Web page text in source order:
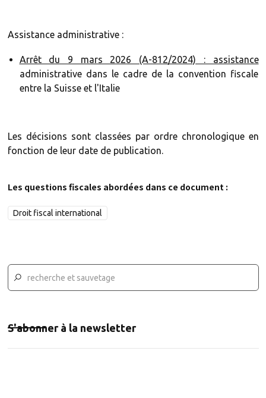
Assistance administrative :
Arrêt du 9 mars 2026 (A-812/2024) : assistance
administrative dans le cadre de la convention fiscale
entre la Suisse et l'Italie
Les décisions sont classées par ordre chronologique en
fonction de leur date de publication.
Les questions fiscales abordées dans ce document :
Droit fiscal international
S'abonner à la newsletter